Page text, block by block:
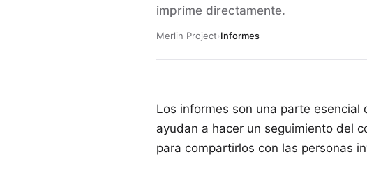
imprime directamente.
Merlin Project›Informes
Los informes son una parte esencial
ayudan a hacer un seguimiento del
para compartirlos con las personas